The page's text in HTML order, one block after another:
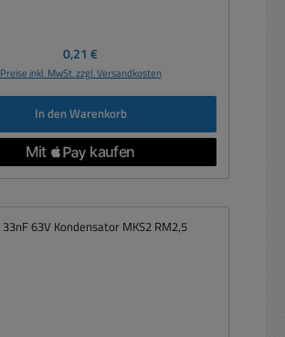
Regulärer Preis:
0,21 €
Preise inkl. MwSt. zzgl. Versandkosten
In den Warenkorb